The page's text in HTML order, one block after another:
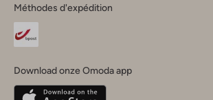
ton
pays
Fermer
Belgique(Français)
Méthodes d'expédition
Download onze Omoda app